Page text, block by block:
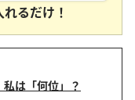
れるだけ！
は「何位」？